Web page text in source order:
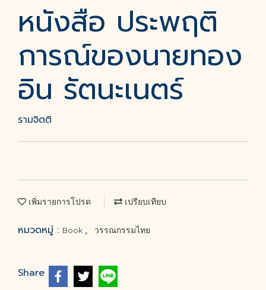
หนังสือ ประพฤติ
การณ์ของนายทอง
อิน รัตนะเนตร์
รามจิตติ
เพิ่มรายการโปรด เปรียบเทียบ
หมวดหมู่ : Book , วรรณกรรมไทย
Share